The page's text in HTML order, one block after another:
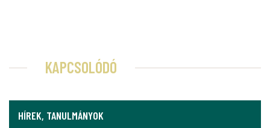
KAPCSOLÓDÓ
HÍREK, TANULMÁNYOK